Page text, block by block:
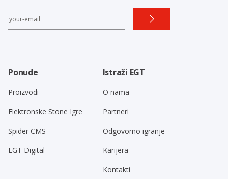
Ponude
Proizvodi
Elektronske Stone Igre
Spider CMS
EGT Digital
Istraži EGT
O nama
Partneri
Odgovorno igranje
Karijera
Kontakti